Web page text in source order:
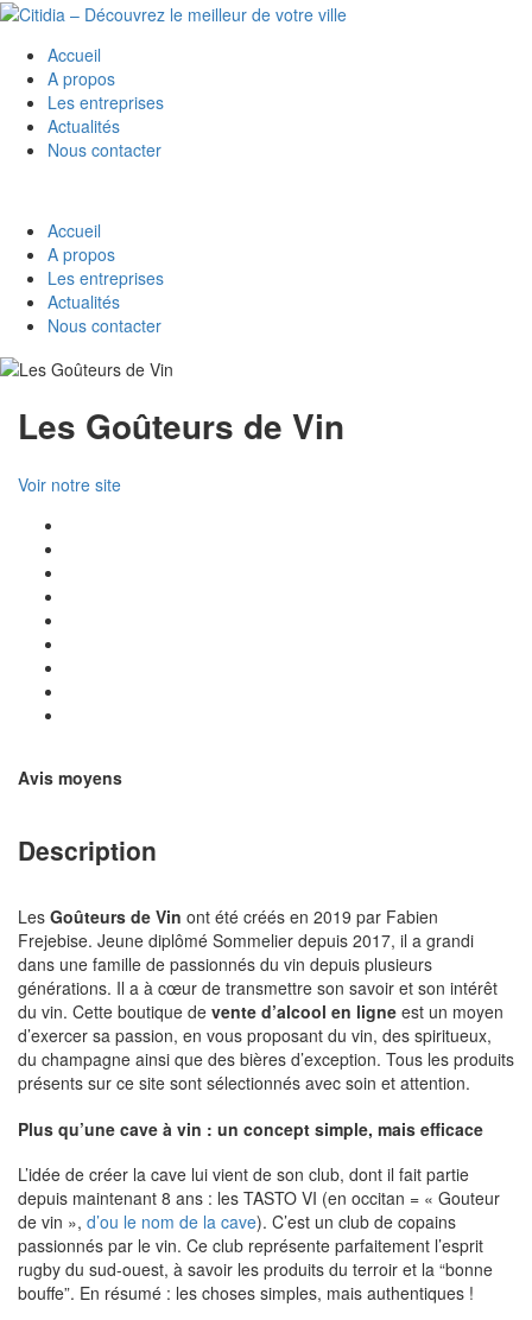
Accueil
A propos
Les entreprises
Actualités
Nous contacter
Accueil
A propos
Les entreprises
Actualités
Nous contacter
Les Goûteurs de Vin
Voir notre site
Avis moyens
Description
Les Goûteurs de Vin ont été créés en 2019 par Fabien
Frejebise. Jeune diplômé Sommelier depuis 2017, il a grandi
dans une famille de passionnés du vin depuis plusieurs
générations. Il a à cœur de transmettre son savoir et son intérêt
du vin. Cette boutique de vente d’alcool en ligne est un moyen
d’exercer sa passion, en vous proposant du vin, des spiritueux,
du champagne ainsi que des bières d’exception. Tous les produits
présents sur ce site sont sélectionnés avec soin et attention.
Plus qu’une cave à vin : un concept simple, mais efficace
L’idée de créer la cave lui vient de son club, dont il fait partie
depuis maintenant 8 ans : les TASTO VI (en occitan = « Gouteur
de vin », d’ou le nom de la cave). C’est un club de copains
passionnés par le vin. Ce club représente parfaitement l’esprit
rugby du sud-ouest, à savoir les produits du terroir et la “bonne
bouffe”. En résumé : les choses simples, mais authentiques !